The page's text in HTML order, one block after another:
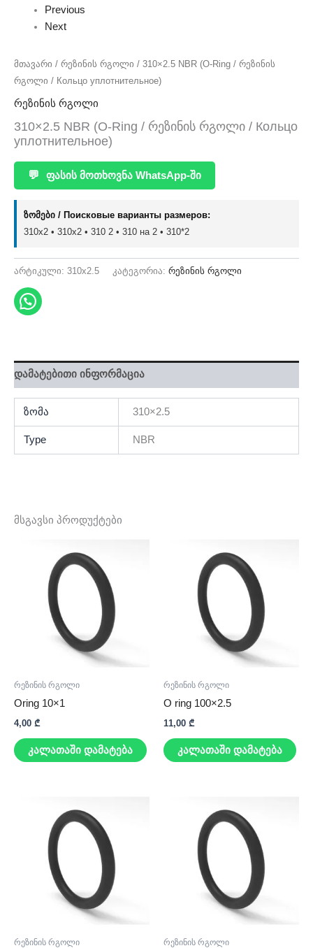
Previous
Next
მთავარი / რეზინის რგოლი / 310×2.5 NBR (O-Ring / რეზინის
რგოლი / Кольцо уплотнительное)
რეზინის რგოლი
310×2.5 NBR (O-Ring / რეზინის რგოლი / Кольцо
уплотнительное)
💬 ფასის მოთხოვნა WhatsApp-ში
ზომები / Поисковые варианты размеров:
310x2 • 310х2 • 310 2 • 310 на 2 • 310*2
არტიკული: 310x2.5 კატეგორია: რეზინის რგოლი
დამატებითი ინფორმაცია
ზომა 310×2.5
Type NBR
მსგავსი პროდუქტები
რეზინის რგოლი
Oring 10×1
4,00 ₾
კალათაში დამატება
რეზინის რგოლი
O ring 100×2.5
11,00 ₾
კალათაში დამატება
რეზინის რგოლი რეზინის რგოლი